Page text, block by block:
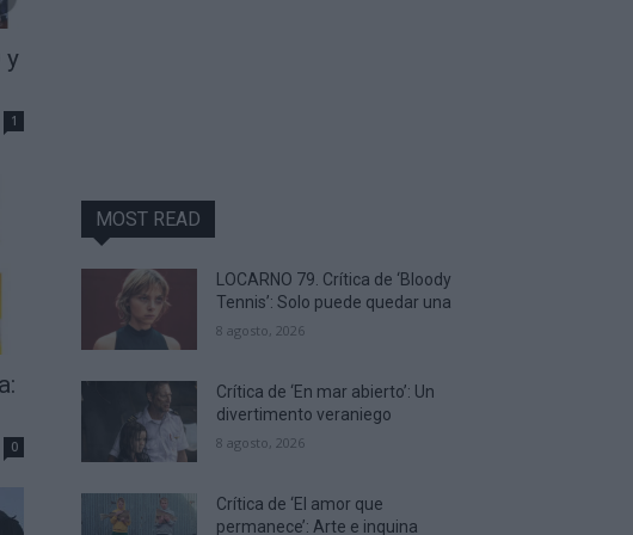
y
1
0
MOST READ
LOCARNO 79. Crítica de ‘Bloody
Tennis’: Solo puede quedar una
8 agosto, 2026
Crítica de ‘En mar abierto’: Un
divertimento veraniego
8 agosto, 2026
Crítica de ‘El amor que
permanece’: Arte e inquina